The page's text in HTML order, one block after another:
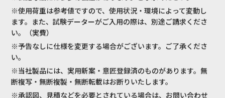
※使用荷重は参考値ですので、使用状況・環境によって変動し
ます。また、試験データーがご入用の際は、別途ご請求くださ
い。（実費）
※予告なしに仕様を変更する場合がございます。ご了承くださ
い。
※当社製品には、実用新案・意匠登録済のものがあります。無
断複写・無断複製・無断転載はお断りいたします。
※承認図、見積などを必要とされている場合は、お問い合わせ